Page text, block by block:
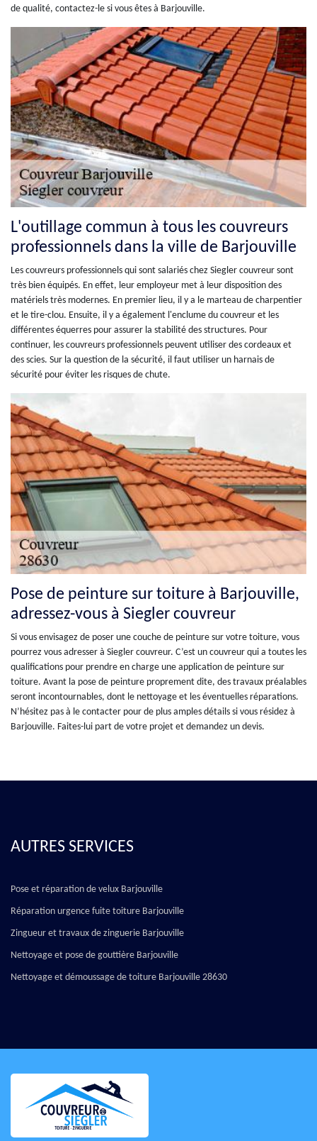
de qualité, contactez-le si vous êtes à Barjouville.
L'outillage commun à tous les couvreurs
professionnels dans la ville de Barjouville
Les couvreurs professionnels qui sont salariés chez Siegler couvreur sont
très bien équipés. En effet, leur employeur met à leur disposition des
matériels très modernes. En premier lieu, il y a le marteau de charpentier
et le tire-clou. Ensuite, il y a également l'enclume du couvreur et les
différentes équerres pour assurer la stabilité des structures. Pour
continuer, les couvreurs professionnels peuvent utiliser des cordeaux et
des scies. Sur la question de la sécurité, il faut utiliser un harnais de
sécurité pour éviter les risques de chute.
Pose de peinture sur toiture à Barjouville,
adressez-vous à Siegler couvreur
Si vous envisagez de poser une couche de peinture sur votre toiture, vous
pourrez vous adresser à Siegler couvreur. C’est un couvreur qui a toutes les
qualifications pour prendre en charge une application de peinture sur
toiture. Avant la pose de peinture proprement dite, des travaux préalables
seront incontournables, dont le nettoyage et les éventuelles réparations.
N’hésitez pas à le contacter pour de plus amples détails si vous résidez à
Barjouville. Faites-lui part de votre projet et demandez un devis.
AUTRES SERVICES
Pose et réparation de velux Barjouville
Réparation urgence fuite toiture Barjouville
Zingueur et travaux de zinguerie Barjouville
Nettoyage et pose de gouttière Barjouville
Nettoyage et démoussage de toiture Barjouville 28630